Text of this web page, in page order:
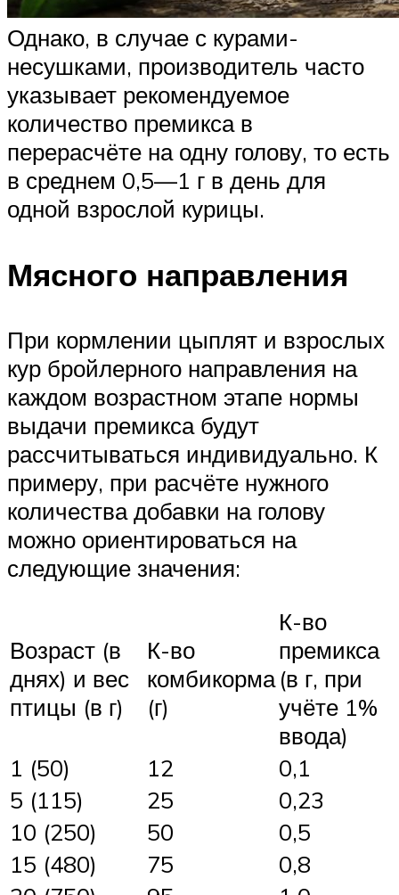
Однако, в случае с курами-
несушками, производитель часто
указывает рекомендуемое
количество премикса в
перерасчёте на одну голову, то есть
в среднем 0,5—1 г в день для
одной взрослой курицы.
Мясного направления
При кормлении цыплят и взрослых
кур бройлерного направления на
каждом возрастном этапе нормы
выдачи премикса будут
рассчитываться индивидуально. К
примеру, при расчёте нужного
количества добавки на голову
можно ориентироваться на
следующие значения:
Возраст (в
днях) и вес
птицы (в г)
К-во
комбикорма
(г)
К-во
премикса
(в г, при
учёте 1%
ввода)
1 (50)
12
0,1
5 (115)
25
0,23
10 (250)
50
0,5
15 (480)
75
0,8